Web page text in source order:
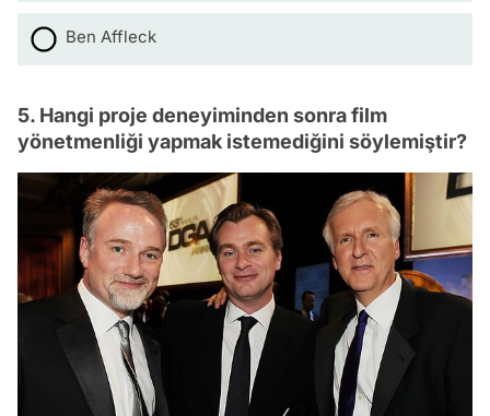
Ben Affleck
5. Hangi proje deneyiminden sonra film
yönetmenliği yapmak istemediğini söylemiştir?